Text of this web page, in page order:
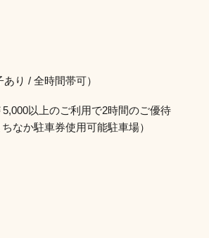
り / 全時間帯可）
以上のご利用で2時間のご優待
なか駐車券使用可能駐車場）